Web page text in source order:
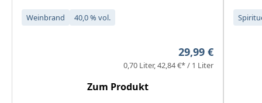
Weinbrand 40,0 % vol.
Regulärer Preis:
29,99 €
0,70 Liter 42,84 €* / 1 Liter
Zum Produkt